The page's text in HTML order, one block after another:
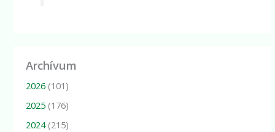
Archívum
2026 (101)
2025 (176)
2024(215)